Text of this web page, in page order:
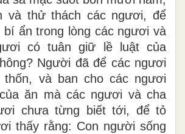
và thử thách các ngươi, để
bí ẩn trong lòng các ngươi và
có tuân giữ lề luật của
Người đã để các ngươi
thốn, và ban cho các ngươi
ăn mà các ngươi và cha
chưa từng biết tới, để tỏ
thấy rằng: Con người sống